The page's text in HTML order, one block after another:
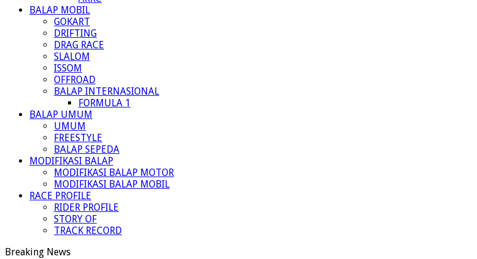
BALAP MOBIL
GOKART
DRIFTING
DRAG RACE
SLALOM
ISSOM
OFFROAD
BALAP INTERNASIONAL
FORMULA 1
BALAP UMUM
UMUM
FREESTYLE
BALAP SEPEDA
MODIFIKASI BALAP
MODIFIKASI BALAP MOTOR
MODIFIKASI BALAP MOBIL
RACE PROFILE
RIDER PROFILE
STORY OF
TRACK RECORD
Breaking News